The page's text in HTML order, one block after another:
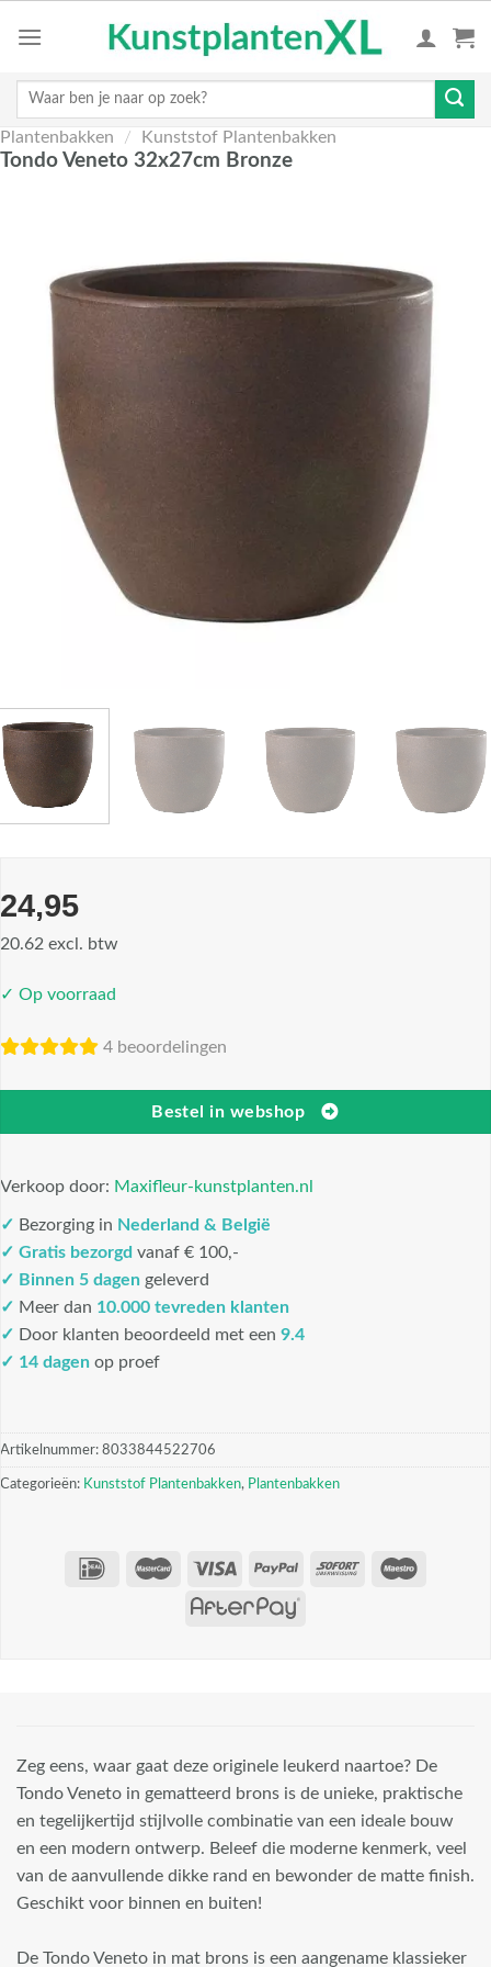
Zoeken
Plantenbakken / Kunststof Plantenbakken
Tondo Veneto 32x27cm Bronze
24,95
20.62 excl. btw
✓ Op voorraad
4 beoordelingen
Bestel in webshop
Verkoop door: Maxifleur-kunstplanten.nl
✓ Bezorging in Nederland & België
✓ Gratis bezorgd vanaf € 100,-
✓ Binnen 5 dagen geleverd
✓ Meer dan 10.000 tevreden klanten
✓ Door klanten beoordeeld met een 9.4
✓ 14 dagen op proef
Artikelnummer: 8033844522706
Categorieën: Kunststof Plantenbakken, Plantenbakken
Zeg eens, waar gaat deze originele leukerd naartoe? De
Tondo Veneto in gematteerd brons is de unieke, praktische
en tegelijkertijd stijlvolle combinatie van een ideale bouw
en een modern ontwerp. Beleef die moderne kenmerk, veel
van de aanvullende dikke rand en bewonder de matte finish.
Geschikt voor binnen en buiten!
De Tondo Veneto in mat brons is een aangename klassieker